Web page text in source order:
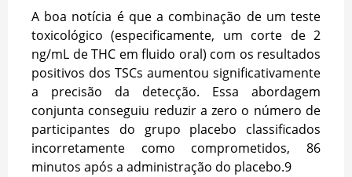
A boa notícia é que a combinação de um teste
toxicológico (especificamente, um corte de 2
ng/mL de THC em fluido oral) com os resultados
positivos dos TSCs aumentou significativamente
a precisão da detecção. Essa abordagem
conjunta conseguiu reduzir a zero o número de
participantes do grupo placebo classificados
incorretamente como comprometidos, 86
minutos após a administração do placebo.9